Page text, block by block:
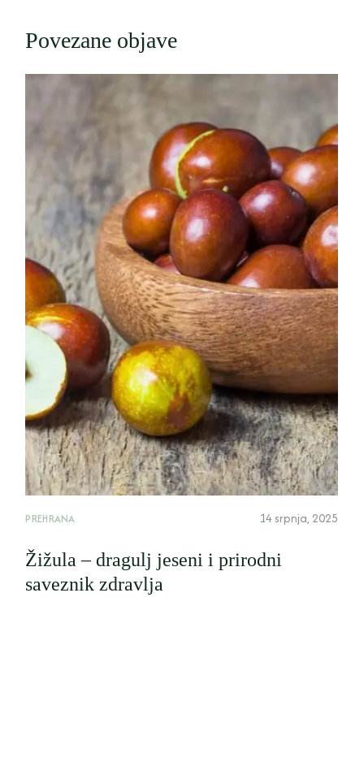
Povezane objave
PREHRANA 14 srpnja, 2025
Žižula – dragulj jeseni i prirodni
saveznik zdravlja